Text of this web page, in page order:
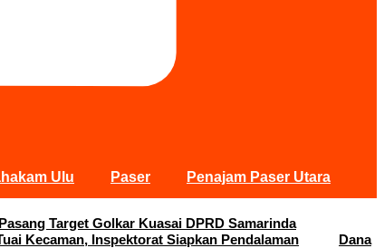
Ulu Paser Penajam Paser Utara
Target Golkar Kuasai DPRD Samarinda
Kecaman, Inspektorat Siapkan Pendalaman
Dana